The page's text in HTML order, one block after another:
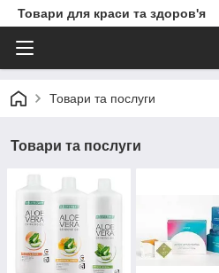
Товари для краси та здоров'я
Товари та послуги
Товари та послуги